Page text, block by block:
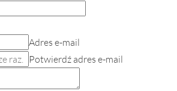
Adres e-mail
Potwierdź adres e-mail